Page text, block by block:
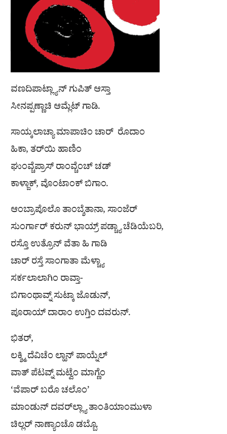
ವಣದಿಪಾಟ್ಲ್ಯಾನ್ ಗುಪಿತ್ ಆಸ್ತಾ
ಸೀನಪ್ಪಣ್ಣಾಚಿ ಆಮ್ಲೆಟ್ ಗಾಡಿ.
ಸಾಯ್ಕಲಾಚ್ಯಾ ಮಾಪಾಚಿಂ ಚಾರ್ ರೊದಾಂ
ಹಿಕಾ, ತರ್‌ಯಿ ಹಾಣಿಂ
ಘುಂವ್ಚೆಪ್ರಾಸ್ ರಾಂವ್ಚೆಂಚ್ ಚಡ್
ಕಾಳ್ಜಾಕ್, ವೊಂಟಾಂಕ್ ಬಿಗಾಂ.
ಆಂಬ್ರಾಪೊಲೊ ತಾಂಬ್ಶೆತಾನಾ, ಸಾಂಜೆರ್
ಸುಂರ್ಗಾರ್ ಕರುನ್ ಭಾಯ್ರ್ ಪಡ್ಚ್ಯಾ ಚೆಡಿಯೆಬರಿ,
ರಸ್ತೊ ಉತ್ರೊನ್ ವೆತಾ ಹಿ ಗಾಡಿ
ಚಾರ್ ರಸ್ತೆ ಸಾಂಗಾತಾ ಮೆಳ್ಚ್ಯಾ
ಸರ್ಕಲಾಲಾಗಿಂ ರಾವ್ತಾ-
ಬಿಗಾಂಥಾವ್ನ್ ಸುಟ್ಕಾ ಜೊಡುನ್,
ಪೂರಾಯ್ ದಾರಾಂ ಉಗ್ತಿಂ ದವರುನ್.
ಭಿತರ್,
ಲಕ್ಶ್ಮಿ ದೆವಿಚೆಂ ಲ್ಹಾನ್ ಪಾಯ್ನೆಲ್
ವಾತ್ ಪೆಟವ್ನ್ ಮಟ್ವೆಂ ಮಾಗ್ಣೆಂ
‘ವೆಪಾರ್ ಬರೊ ಚಲೊಂ’
ಮಾಂಡುನ್ ದವರ್‌ಲ್ಲ್ಯಾ ತಾಂತಿಯಾಂಮುಳಾ
ಚಿಲ್ಲರ್ ನಾಣ್ಯಾಂಚೊ ಡಬ್ಬೊ.